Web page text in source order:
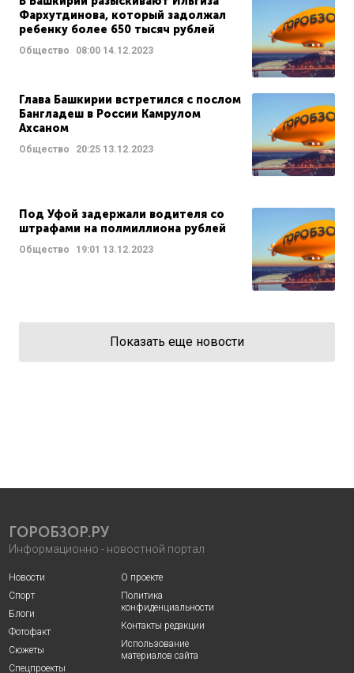
Фархутдинова, который задолжал
ребенку более 650 тысяч рублей
Общество 08:00 14.12.2023
Глава Башкирии встретился с послом
Бангладеш в России Камрулом
Ахсаном
Общество 20:25 13.12.2023
Под Уфой задержали водителя со
штрафами на полмиллиона рублей
Общество 19:01 13.12.2023
Показать еще новости
ГОРОБЗОР.РУ
Информационно - новостной портал
Новости
Спорт
Блоги
Фотофакт
Сюжеты
Спецпроекты
О проекте
Политика
конфиденциальности
Контакты редакции
Использование
материалов сайта